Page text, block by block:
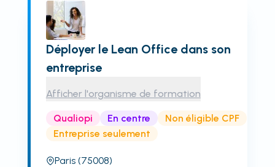
Déployer le Lean Office dans son
entreprise
Afficher l'organisme de formation
Qualiopi En centre
Non éligible CPF
Entreprise seulement
Paris (75008)